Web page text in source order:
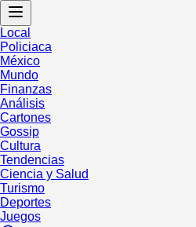
Local
Policiaca
México
Mundo
Finanzas
Análisis
Cartones
Gossip
Cultura
Tendencias
Ciencia y Salud
Turismo
Deportes
Juegos